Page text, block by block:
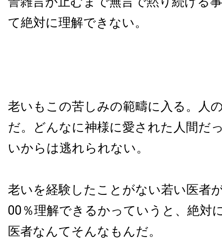
て絶対に理解できない。
老いもこの苦しみの範疇に入る。人
だ。どんなに神様に愛された人間だ
いからは逃れられない。
老いを経験したことがない若い医者
00％理解できるかっていうと、絶対
医者なんてそんなもんだ。